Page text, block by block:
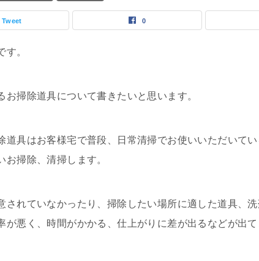
Tweet 0
す。
お掃除道具について書きたいと思います。
道具はお客様宅で普段、日常清掃でお使いいただいて
掃除、清掃します。
されていなかったり、掃除したい場所に適した道具、
が悪く、時間がかかる、仕上がりに差が出るなどが出て